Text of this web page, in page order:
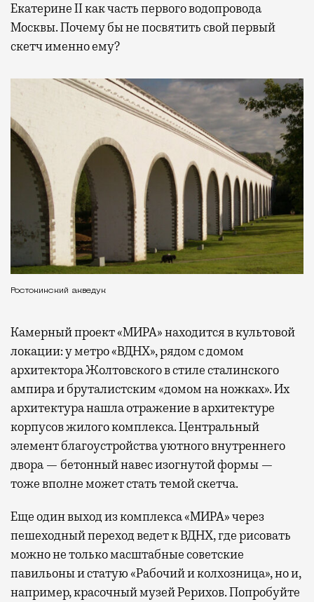
Екатерине II как часть первого водопровода
Москвы. Почему бы не посвятить свой первый
скетч именно ему?
Ростокинский акведук
Камерный проект «МИРА» находится в культовой
локации: у метро «ВДНХ», рядом с домом
архитектора Жолтовского в стиле сталинского
ампира и бруталистским «домом на ножках». Их
архитектура нашла отражение в архитектуре
корпусов жилого комплекса. Центральный
элемент благоустройства уютного внутреннего
двора — бетонный навес изогнутой формы —
тоже вполне может стать темой скетча.
Еще один выход из комплекса «МИРА» через
пешеходный переход ведет к ВДНХ, где рисовать
можно не только масштабные советские
павильоны и статую «Рабочий и колхозница», но и,
например, красочный музей Рерихов. Попробуйте